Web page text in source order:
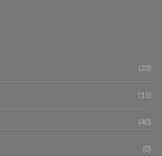
(23)
(15)
(40)
(0)